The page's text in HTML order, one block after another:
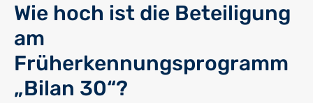
Wie hoch ist die Beteiligung
am
Früherkennungsprogramm
„Bilan 30“?